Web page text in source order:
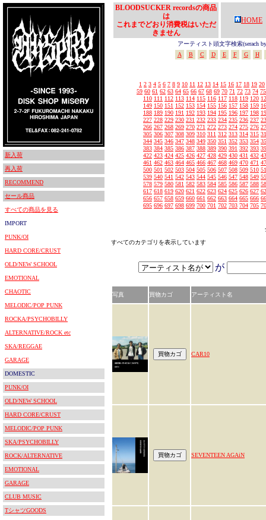
新入荷
再入荷
RECOMMEND
セール商品
すべての商品を見る
IMPORT
PUNK/OI
HARD CORE/CRUST
OLD/NEW SCHOOL
EMOTIONAL
CHAOTIC
MELODIC/POP PUNK
ROCKA/PSYCHOBILLY
ALTERNATIVE/ROCK etc
SKA/REGGAE
GARAGE
DOMESTIC
PUNK/OI
OLD/NEW SCHOOL
HARD CORE/CRUST
MELODIC/POP PUNK
SKA/PSYCHOBILLY
ROCK/ALTERNATIVE
EMOTIONAL
GARAGE
CLUB MUSIC
TシャツGOODS
BLOODSUCKER recordsの商品
は
これまでどおり消費税はいただ
きません
HOME
アーティスト頭文字検索(serach
A
B C D E F G H
1 2 3 4 5 6 7 8 9 10 11 12 13 14 15 16 17 18 19 20
59 60 61 62 63 64 65 66 67 68 69 70 71 72 73 74 75
110 111 112 113 114 115 116 117 118 119 120
149 150 151 152 153 154 155 156 157 158 159
188 189 190 191 192 193 194 195 196 197 198
227 228 229 230 231 232 233 234 235 236 237
266 267 268 269 270 271 272 273 274 275 276
305 306 307 308 309 310 311 312 313 314 315
344 345 346 347 348 349 350 351 352 353 354
383 384 385 386 387 388 389 390 391 392 393
422 423 424 425 426 427 428 429 430 431 432
461 462 463 464 465 466 467 468 469 470 471
500 501 502 503 504 505 506 507 508 509 510
539 540 541 542 543 544 545 546 547 548 549
578 579 580 581 582 583 584 585 586 587 588
617 618 619 620 621 622 623 624 625 626 627
656 657 658 659 660 661 662 663 664 665 666
695 696 697 698 699 700 701 702 703 704 705
すべてのカテゴリを表示しています
が
写真 買物カゴ アーティスト名
CAR10
SEVENTEEN AGAiN